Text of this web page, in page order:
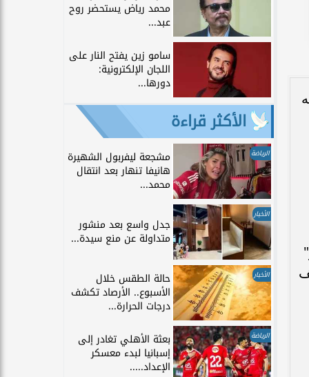
محمد رياض يستحضر روح
عبد...
سامو زين يفتح النار على
اللجان الإلكترونية:
دورها...
الأكثر قراءة
الرياضة مشجعة ليفربول الشهيرة
هانيفا تنهار بعد انتقال
محمد...
الأخبار
جدل واسع بعد منشور
متداولة عن منع سيدة...
الأخبار حالة الطقس خلال
الأسبوع.. الأرصاد تكشف
درجات الحرارة...
الرياضة بعثة الأهلي تغادر إلى
إسبانيا لبدء معسكر
الإعداد.....